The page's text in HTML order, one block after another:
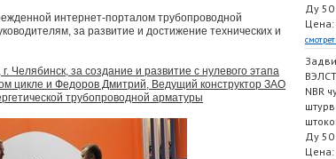
интернет-порталом трубопроводной
за развитие и достижение технических и
за создание и развитие с нулевого этапа
цикле и Федоров Дмитрий, Ведущий конструктор ЗАО
трубопроводной арматуры
Ду 50
Цена:
NBR
Ду 50
Цена: